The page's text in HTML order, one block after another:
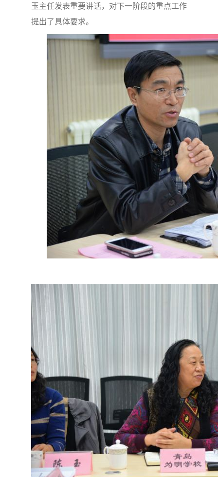
玉主任发表重要讲话，对下一阶段的重点工作
提出了具体要求。